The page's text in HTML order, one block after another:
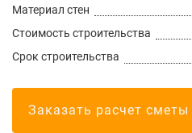
Материал стен
Стоимость строительства
Срок строительства
Заказать расчет сметы